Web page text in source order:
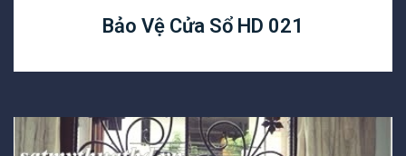
Bảo Vệ Cửa Sổ HD 021